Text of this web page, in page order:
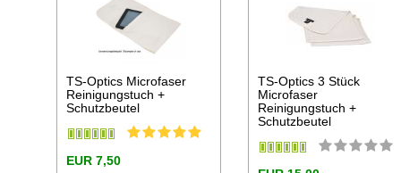
TS-Optics Microfaser
Reinigungstuch +
Schutzbeutel
EUR 7,50
TS-Optics 3 Stück
Microfaser
Reinigungstuch +
Schutzbeutel